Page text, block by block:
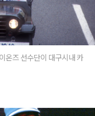
온즈 선수단이 대구시내 카